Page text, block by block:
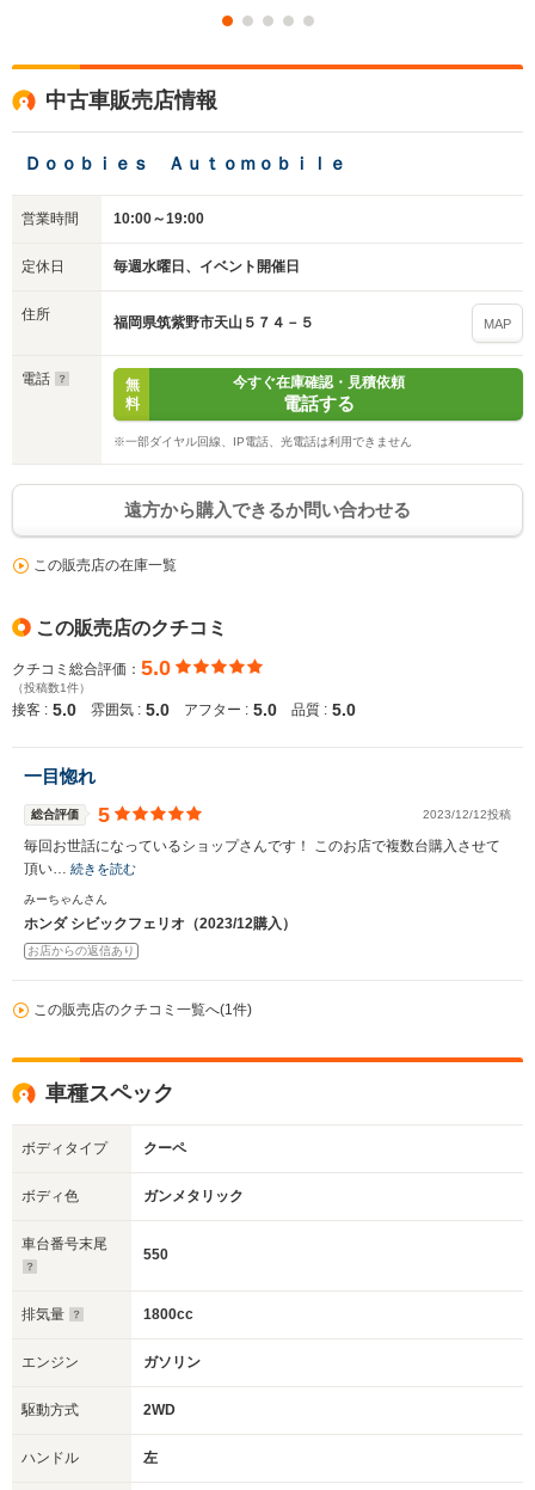
中古車販売店情報
Ｄｏｏｂｉｅｓ Ａｕｔｏｍｏｂｉｌｅ
営業時間 10:00～19:00
定休日 毎週水曜日、イベント開催日
住所 福岡県筑紫野市天山５７４－５ MAP
電話
無
料
今すぐ在庫確認・見積依頼
電話する
※一部ダイヤル回線、IP電話、光電話は利用できません
遠方から購入できるか問い合わせる
この販売店の在庫一覧
この販売店のクチコミ
クチコミ総合評価： 5.0
（投稿数1件）
接客 : 5.0 雰囲気 : 5.0 アフター : 5.0 品質 : 5.0
一目惚れ
総合評価 5 2023/12/12投稿
毎回お世話になっているショップさんです！ このお店で複数台購入させて
頂い… 続きを読む
みーちゃんさん
ホンダ シビックフェリオ（2023/12購入）
お店からの返信あり
この販売店のクチコミ一覧へ(1件)
車種スペック
ボディタイプ クーペ
ボディ色 ガンメタリック
車台番号末尾
550
排気量 1800cc
エンジン ガソリン
駆動方式 2WD
ハンドル 左